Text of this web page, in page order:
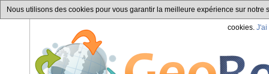
Nous utilisons des cookies pour vous garantir la meilleure expérience sur
cookies. J'ai